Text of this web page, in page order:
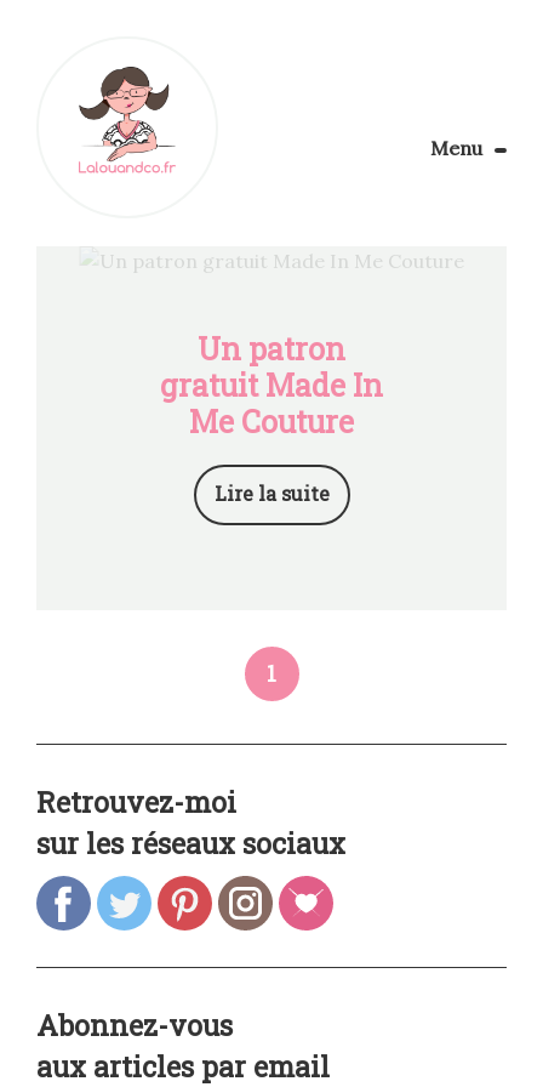
Menu
Apprendre la couture
Un patron
gratuit Made In
Me Couture
Lire la suite
1
Retrouvez-moi
sur les réseaux sociaux
Abonnez-vous
aux articles par email